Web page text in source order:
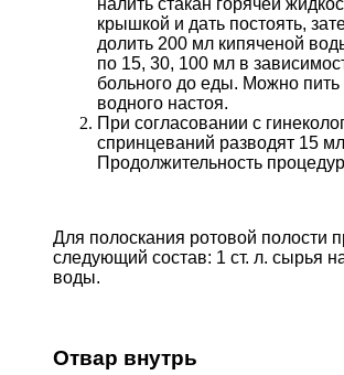
налить стакан горячей
крышкой и дать постоять,
долить 200 мл кипяченой
по 15, 30, 100 мл в
больного до еды. Можно пить
водного настоя.
При согласовании с
спринцеваний разводят 15
Продолжительность
Для полоскания ротовой полости
следующий состав: 1 ст. л. сырья
воды.
Отвар внутрь